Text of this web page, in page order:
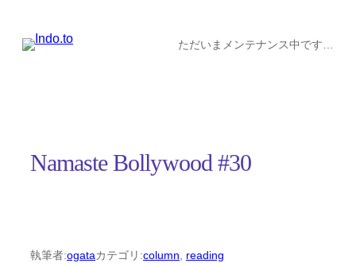
ただいまメンテナンス中です…
Namaste Bollywood #30
執筆者:ogataカテゴリ:column reading